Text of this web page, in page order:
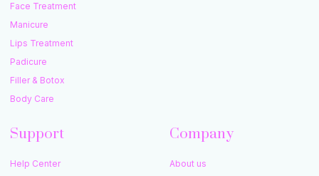
Face Treatment
Manicure
Lips Treatment
Padicure
Filler & Botox
Body Care
Support
Help Center
Company
About us